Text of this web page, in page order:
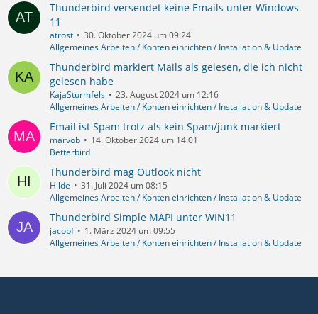
Thunderbird versendet keine Emails unter Windows
11
atrost
30. Oktober 2024 um 09:24
Allgemeines Arbeiten / Konten einrichten / Installation & Update
Thunderbird markiert Mails als gelesen, die ich nicht
gelesen habe
KajaSturmfels
23. August 2024 um 12:16
Allgemeines Arbeiten / Konten einrichten / Installation & Update
Email ist Spam trotz als kein Spam/junk markiert
marvob
14. Oktober 2024 um 14:01
Betterbird
Thunderbird mag Outlook nicht
Hilde
31. Juli 2024 um 08:15
Allgemeines Arbeiten / Konten einrichten / Installation & Update
Thunderbird Simple MAPI unter WIN11
jacopf
1. März 2024 um 09:55
Allgemeines Arbeiten / Konten einrichten / Installation & Update